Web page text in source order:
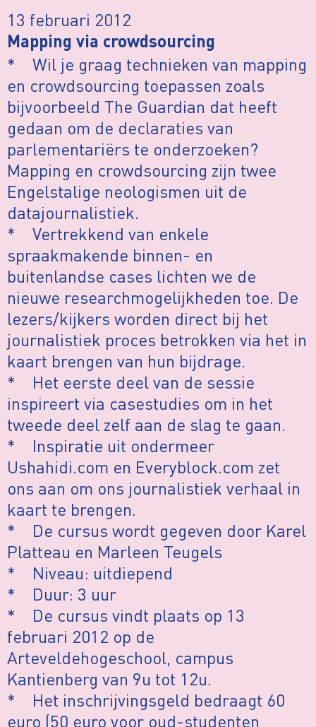
13 februari 2012
Mapping via crowdsourcing
* Wil je graag technieken van mapping
en crowdsourcing toepassen zoals
bijvoorbeeld The Guardian dat heeft
gedaan om de declaraties van
parlementariërs te onderzoeken?
Mapping en crowdsourcing zijn twee
Engelstalige neologismen uit de
datajournalistiek.
* Vertrekkend van enkele
spraakmakende binnen- en
buitenlandse cases lichten we de
nieuwe researchmogelijkheden toe. De
lezers/kijkers worden direct bij het
journalistiek proces betrokken via het in
kaart brengen van hun bijdrage.
* Het eerste deel van de sessie
inspireert via casestudies om in het
tweede deel zelf aan de slag te gaan.
* Inspiratie uit ondermeer
Ushahidi.com en Everyblock.com zet
ons aan om ons journalistiek verhaal in
kaart te brengen.
* De cursus wordt gegeven door Karel
Platteau en Marleen Teugels
* Niveau: uitdiepend
* Duur: 3 uur
* De cursus vindt plaats op 13
februari 2012 op de
Arteveldehogeschool, campus
Kantienberg van 9u tot 12u.
* Het inschrijvingsgeld bedraagt 60
euro (50 euro voor oud-studenten